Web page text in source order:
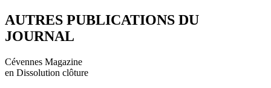
AUTRES PUBLICATIONS DU
JOURNAL
Cévennes Magazine
en Dissolution clôture